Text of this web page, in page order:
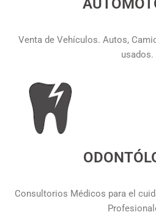
Venta de Vehículos. Autos,
usados.
Consultorios Médicos para el